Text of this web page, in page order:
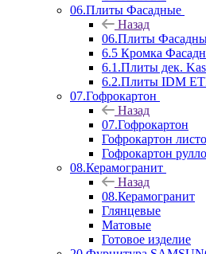
06.Плиты Фасадные
Назад
06.Плиты
6.5 Кромка
6.1.Плиты дек.
6.2.Плиты IDM
07.Гофрокартон
Назад
07.Гофрокартон
Гофрокартон
Гофрокартон
08.Керамогранит
Назад
08.Керамогранит
Глянцевые
Матовые
Готовое изделие